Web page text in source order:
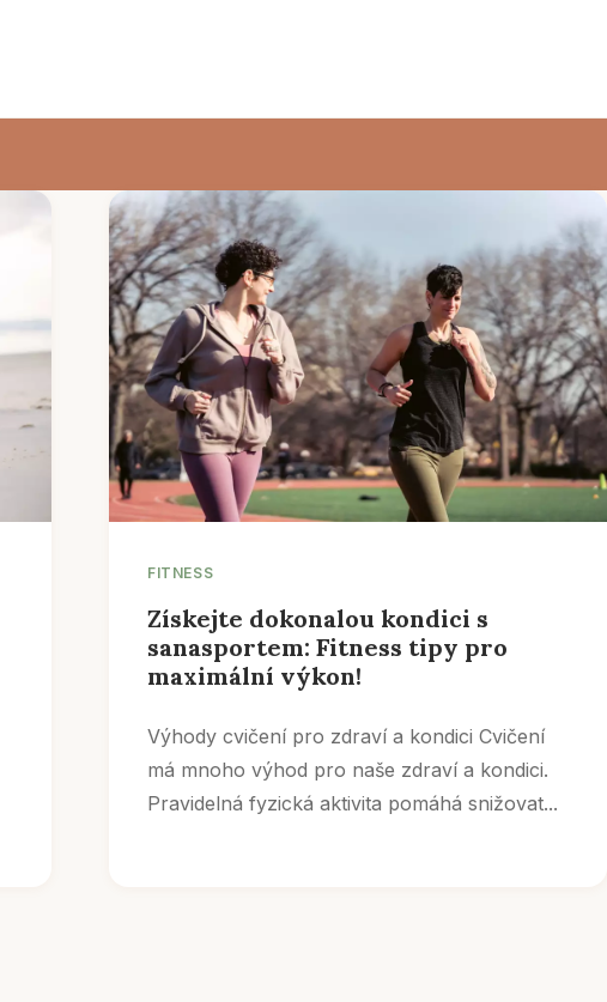
FITNESS
Získejte dokonalou kondici s
sanasportem: Fitness tipy pro
maximální výkon!
Výhody cvičení pro zdraví a kondici Cvičení
má mnoho výhod pro naše zdraví a kondici.
Pravidelná fyzická aktivita pomáhá snižovat...